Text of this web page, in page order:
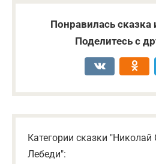
Понравилась сказка
Поделитесь с
Категории сказки
Лебеди":